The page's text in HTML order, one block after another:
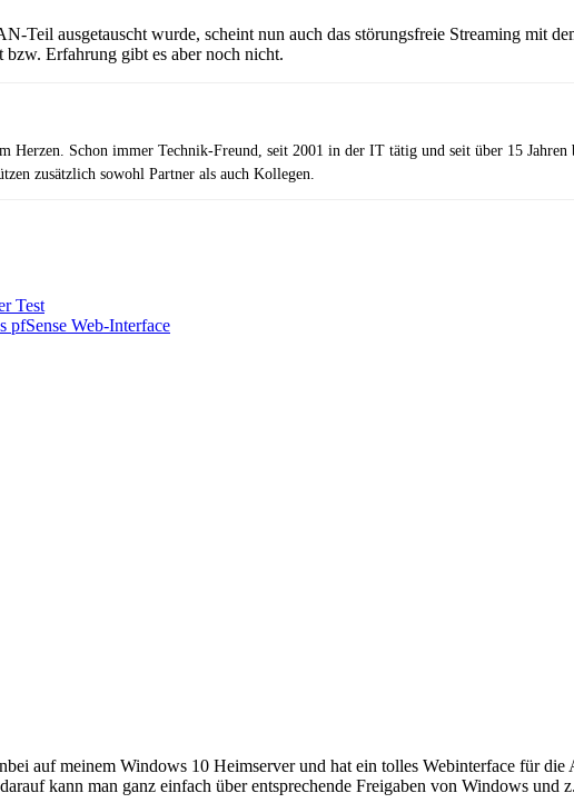
Teil ausgetauscht wurde, scheint nun auch das störungsfreie Streaming mit
bzw. Erfahrung gibt es aber noch nicht.
Herzen. Schon immer Technik-Freund, seit 2001 in der IT tätig und seit über 15
zusätzlich sowohl Partner als auch Kollegen.
Test
pfSense Web-Interface
auf meinem Windows 10 Heimserver und hat ein tolles Webinterface für
kann man ganz einfach über entsprechende Freigaben von Windows